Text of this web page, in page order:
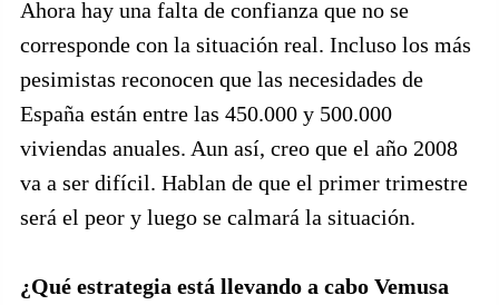
Ahora hay una falta de confianza que no se
corresponde con la situación real. Incluso los más
pesimistas reconocen que las necesidades de
España están entre las 450.000 y 500.000
viviendas anuales. Aun así, creo que el año 2008
va a ser difícil. Hablan de que el primer trimestre
será el peor y luego se calmará la situación.
¿Qué estrategia está llevando a cabo Vemusa